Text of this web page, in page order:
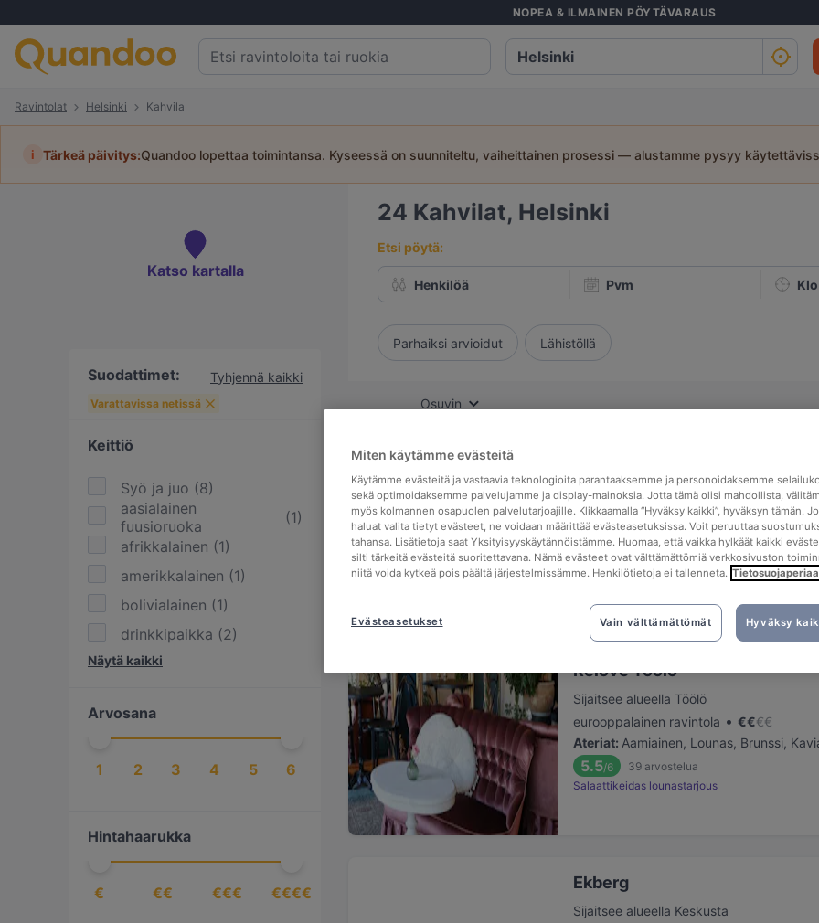
NOPEA & ILMAINEN PÖYTÄVARAUS
Ravintolat Helsinki Kahvila
i Tärkeä päivitys:Quandoo lopettaa toimintansa. Kyseessä on suunniteltu, vaiheittainen prosessi — alustamme pysyy
Katso kartalla
Suodattimet: Tyhjennä kaikki
Varattavissa netissä
Keittiö
Syö ja juo (8)
aasialainen
fuusioruoka
(1)
afrikkalainen (1)
amerikkalainen (1)
bolivialainen (1)
drinkkipaikka (2)
espanjalainen
italialainen
kahvia & leivonnaisia
15)
kasvisruoka
latinalaisamerikkalainen
länsiafrikkalainen
Näytä kaikki
Arvosana
1 2 3 4 5 6
Hintahaarukka
€ €€ €€€ €€€€
24 Kahvilat, Helsinki
Etsi pöytä:
Henkilöä Pvm Klo
Parhaiksi arvioidut Lähistöllä
Osuvin
Sijaitsee alueella Kamppi
Syö ja juo -paikka•€€€ €
Ateriat:Lounas, Kavia & leivonnaisia
5.1/6 354 arvostelua
Aikuisten ilta K18 lauantaisin klo 16-20
Relove Töölö
Sijaitsee alueella Töölö
eurooppalainen ravintola • €€€€
Ateriat: Aamiainen, Lounas, Brunssi,
5.5/6 39 arvostelua
Salaattikeidas lounastarjous
Ekberg
Sijaitsee alueella Keskusta
Miten käytämme evästeitä
Käytämme evästeitä ja vastaavia teknologioita parantaaksemme ja personoidaksemme
sekä optimoidaksemme palvelujamme ja display-mainoksia. Jotta tämä olisi mahdollista,
myös kolmannen osapuolen palvelutarjoajille. Klikkaamalla “Hyväksy kaikki”, hyväksyn tämän.
haluat valita tietyt evästeet, ne voidaan määrittää evästeasetuksissa. Voit peruuttaa
tahansa. Lisätietoja saat Yksityisyyskäytännöistämme. Huomaa, että vaikka hylkäät kaikki
silti tärkeitä evästeitä suoritettavana. Nämä evästeet ovat välttämättömiä verkkosivuston
niitä voida kytkeä pois päältä järjestelmissämme. Henkilötietoja ei tallenneta.
Vain välttämättömät Hyväksy
Evästeasetukset